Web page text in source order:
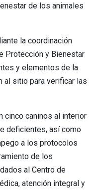
de los animales
la coordinación
Protección y Bienestar
y elementos de la
al sitio para verificar las
cinco caninos al interior
deficientes, así como
a los protocolos
de los
al Centro de
atención integral y